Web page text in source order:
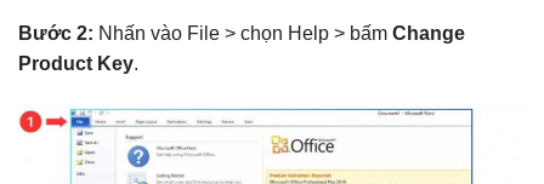
Bước 2: Nhấn vào File > chọn Help > bấm Change
Product Key.